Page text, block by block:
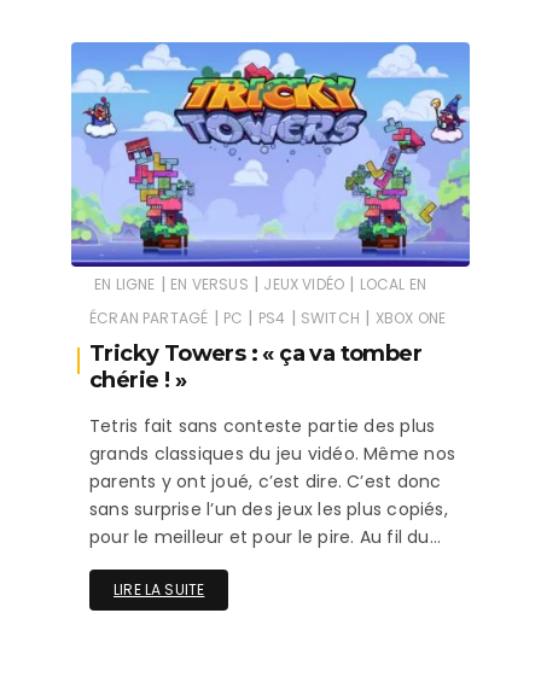
EN LIGNE | EN VERSUS | JEUX VIDÉO | LOCAL EN
ÉCRAN PARTAGÉ | PC | PS4 | SWITCH | XBOX ONE
Tricky Towers : « ça va tomber
chérie ! »
Tetris fait sans conteste partie des plus
grands classiques du jeu vidéo. Même nos
parents y ont joué, c’est dire. C’est donc
sans surprise l’un des jeux les plus copiés,
pour le meilleur et pour le pire. Au fil du…
LIRE LA SUITE